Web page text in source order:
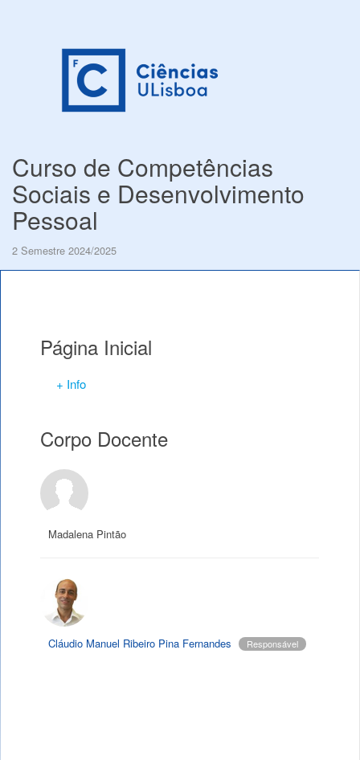
Curso de Competências
Sociais e Desenvolvimento
Pessoal
2 Semestre 2024/2025
Página Inicial
+ Info
Corpo Docente
Madalena Pintão
Cláudio Manuel Ribeiro Pina Fernandes Responsável